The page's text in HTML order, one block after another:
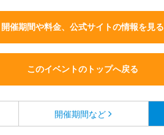
開催期間や料金、公式サイトの情報を見る
このイベントのトップへ戻る
開催期間など